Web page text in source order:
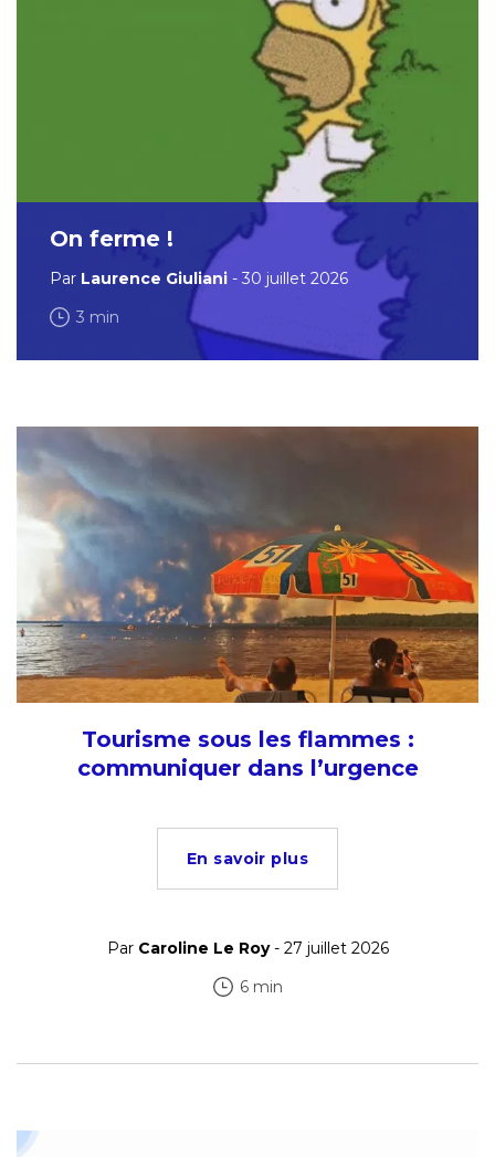
On ferme !
Par Laurence Giuliani - 30 juillet 2026
3 min
Tourisme sous les flammes :
communiquer dans l’urgence
En savoir plus
Par Caroline Le Roy- 27 juillet 2026
6 min